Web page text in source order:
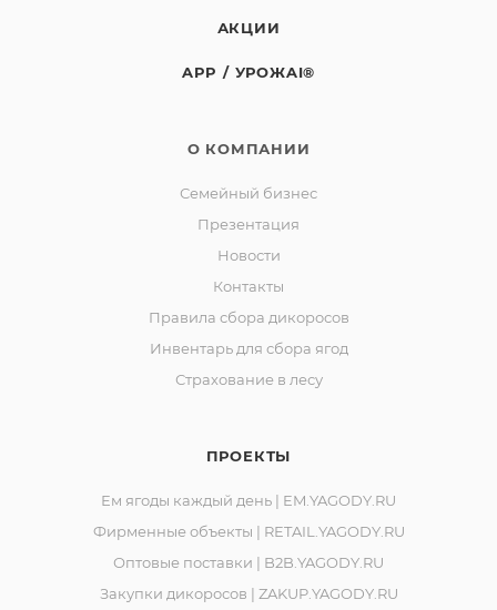
АКЦИИ
APP / УРОЖAI®
О КОМПАНИИ
Семейный бизнес
Презентация
Новости
Контакты
Правила сбора дикоросов
Инвентарь для сбора ягод
Страхование в лесу
ПРОЕКТЫ
Ем ягоды каждый день | EM.YAGODY.RU
Фирменные объекты | RETAIL.YAGODY.RU
Оптовые поставки | B2B.YAGODY.RU
Закупки дикоросов | ZAKUP.YAGODY.RU